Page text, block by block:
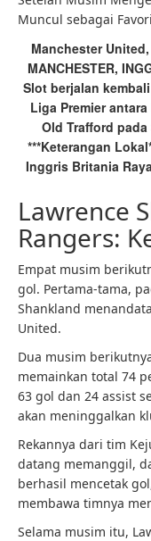
Muncul sebagai
Manchester
MANCHESTER,
Slot berjalan
Liga Premier
Old Trafford
***Keterangan
Inggris Britania
Lawrence
Rangers:
Empat musim
gol. Pertama-tama,
Shankland
United.
Dua musim
memainkan total 74
63 gol dan 24 assist
akan meninggalkan
Rekannya dari tim
datang memanggil,
berhasil mencetak
membawa timnya
Selama musim itu,